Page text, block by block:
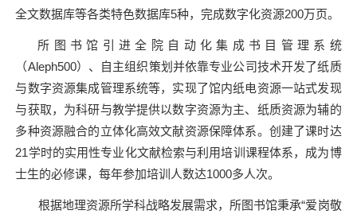
全文数据库等各类特色数据库5种，完成数字化资源200万页。
所图书馆引进全院自动化集成书目管理系统
（Aleph500）、自主组织策划并依靠专业公司技术开发了纸质
与数字资源集成管理系统等，实现了馆内纸电资源一站式发现
与获取，为科研与教学提供以数字资源为主、纸质资源为辅的
多种资源融合的立体化高效文献资源保障体系。创建了课时达
21学时的实用性专业化文献检索与利用培训课程体系，成为博
士生的必修课，每年参加培训人数达1000多人次。
根据地理资源所学科战略发展需求，所图书馆秉承“爱岗敬